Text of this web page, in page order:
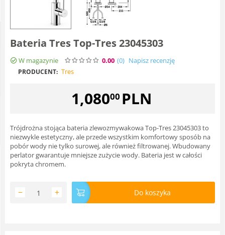
Bateria Tres Top-Tres 23045303
W magazynie 0.00 (0) Napisz recenzję
PRODUCENT: Tres
1,08000 PLN
Trójdrożna stojąca bateria zlewozmywakowa Top-Tres 23045303 to
niezwykle estetyczny, ale przede wszystkim komfortowy sposób na
pobór wody nie tylko surowej, ale również filtrowanej. Wbudowany
perlator gwarantuje mniejsze zużycie wody. Bateria jest w całości
pokryta chromem.
+
− Do koszyka